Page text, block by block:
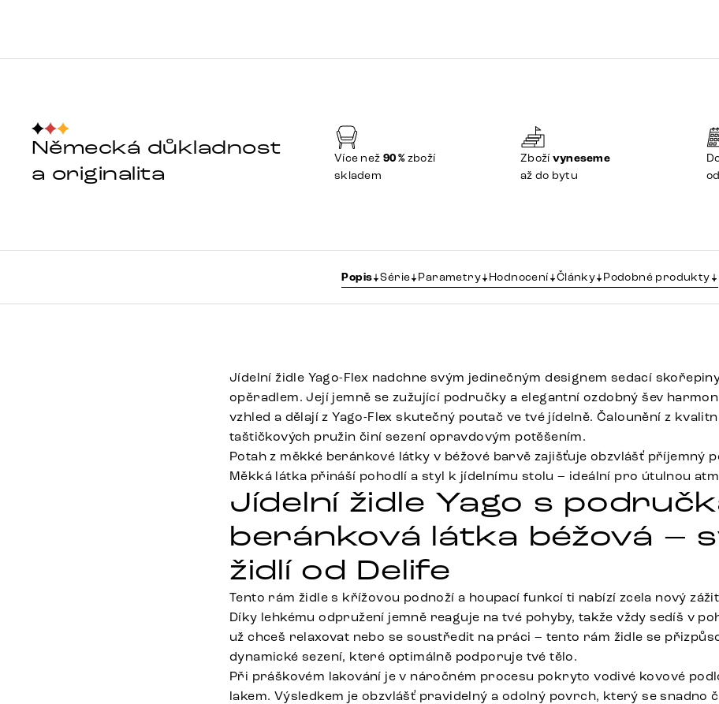
Německá důkladnost
a originalita
Více než 90 %zboží
skladem
Zbožívyneseme
až do bytu
od
Popis Série Parametry Hodnocení Články Podobné produkty
Jídelní židle Yago-Flex nadchne svým jedinečným designem sedací
opěradlem. Její jemně se zužující područky a elegantní ozdobný šev
vzhled a dělají z Yago-Flex skutečný poutač ve tvé jídelně. Čalounění z
taštičkových pružin činí sezení opravdovým potěšením.
Potah z měkké beránkové látky v béžové barvě zajišťuje obzvlášť příjemný
Měkká látka přináší pohodlí a styl k jídelnímu stolu – ideální pro útulnou
Jídelní židle Yago s
beránková látka béžová –
židlí od Delife
Tento rám židle s křížovou podnoží a houpací funkcí ti nabízí zcela nový
Díky lehkému odpružení jemně reaguje na tvé pohyby, takže vždy sedíš v
už chceš relaxovat nebo se soustředit na práci – tento rám židle se
dynamické sezení, které optimálně podporuje tvé tělo.
Při práškovém lakování je v náročném procesu pokryto vodivé kovové
lakem. Výsledkem je obzvlášť pravidelný a odolný povrch, který se snadno